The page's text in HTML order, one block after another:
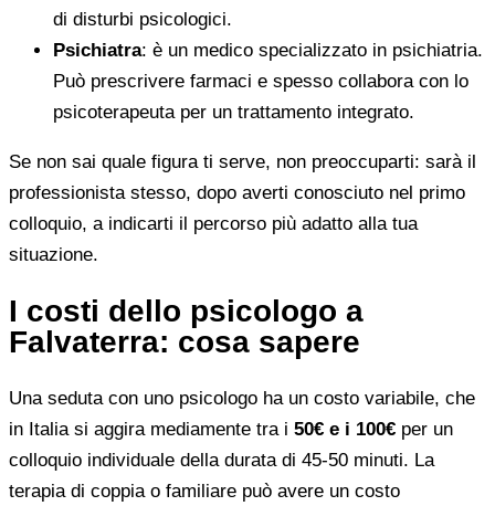
di disturbi psicologici.
Psichiatra: è un medico specializzato in psichiatria.
Può prescrivere farmaci e spesso collabora con lo
psicoterapeuta per un trattamento integrato.
Se non sai quale figura ti serve, non preoccuparti: sarà il
professionista stesso, dopo averti conosciuto nel primo
colloquio, a indicarti il percorso più adatto alla tua
situazione.
I costi dello psicologo a
Falvaterra: cosa sapere
Una seduta con uno psicologo ha un costo variabile, che
in Italia si aggira mediamente tra i 50€ e i 100€ per un
colloquio individuale della durata di 45-50 minuti. La
terapia di coppia o familiare può avere un costo